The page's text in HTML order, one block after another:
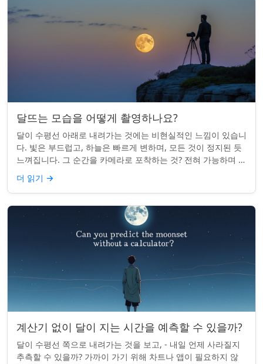
달뜨는 모습을 어떻게 촬영하나요?
달이 수평선 아래로 내려가는 것에는 비현실적인 느낌이 있습니
다. 빛은 부드럽고, 하늘은 빠르게 변하며, 모든 것이 정지된 듯
느껴집니다. 그 순간을 카메라로 포착하는 것? 전혀 가능하며 가
치가 있습니다. 간단한 팁:...
더 읽기 →
계산기 없이 달이 지는 시간을 예측할 수 있을까?
달이 수평선 쪽으로 내려가는 것을 보고, - 내일 언제 사라질지
추측할 수 있을까? 가까이 가기 위해 차트나 앱이 필요하지 않